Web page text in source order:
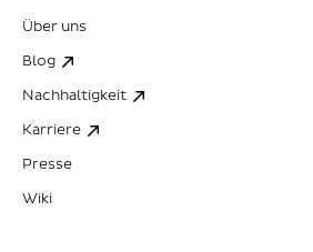
Über uns
Blog
Nachhaltigkeit
Karriere
Presse
Wiki